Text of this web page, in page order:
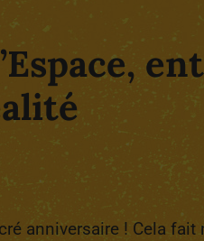
anniversaire ! Cela fait